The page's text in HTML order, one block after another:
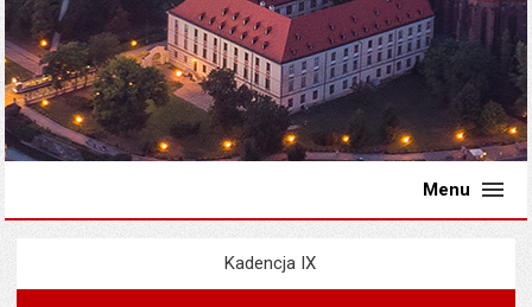
Menu
Menu
Kadencja IX